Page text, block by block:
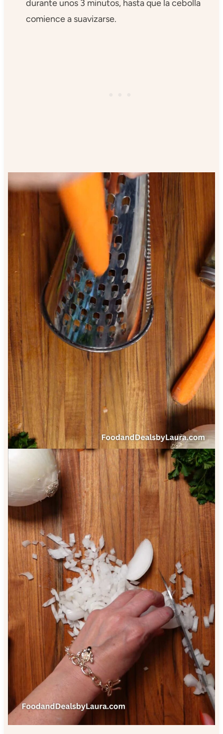
durante unos 3 minutos, hasta que la cebolla
comience a suavizarse.